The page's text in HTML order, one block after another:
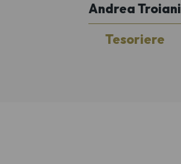
Andrea Troiani
Tesoriere